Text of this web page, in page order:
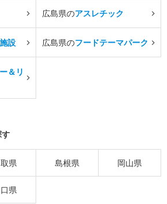
広島県のアスレチック
設 広島県のフードテーマパーク
＆リ
県 島根県 岡山県
県